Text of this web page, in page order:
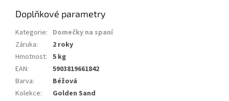
Doplňkové parametry
Kategorie: Domečky na spaní
Záruka:
2 roky
Hmotnost: 5 kg
EAN:
5903819661842
Barva:
Béžová
Kolekce: Golden Sand